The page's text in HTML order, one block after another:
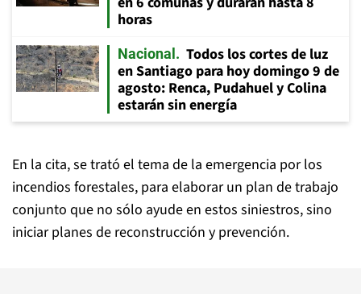
horas
Nacional
Todos los cortes de luz
en Santiago para hoy domingo 9 de
agosto: Renca, Pudahuel y Colina
estarán sin energía
En la cita, se trató el tema de la emergencia por los
incendios forestales, para elaborar un plan de trabajo
conjunto que no sólo ayude en estos siniestros, sino
iniciar planes de reconstrucción y prevención.